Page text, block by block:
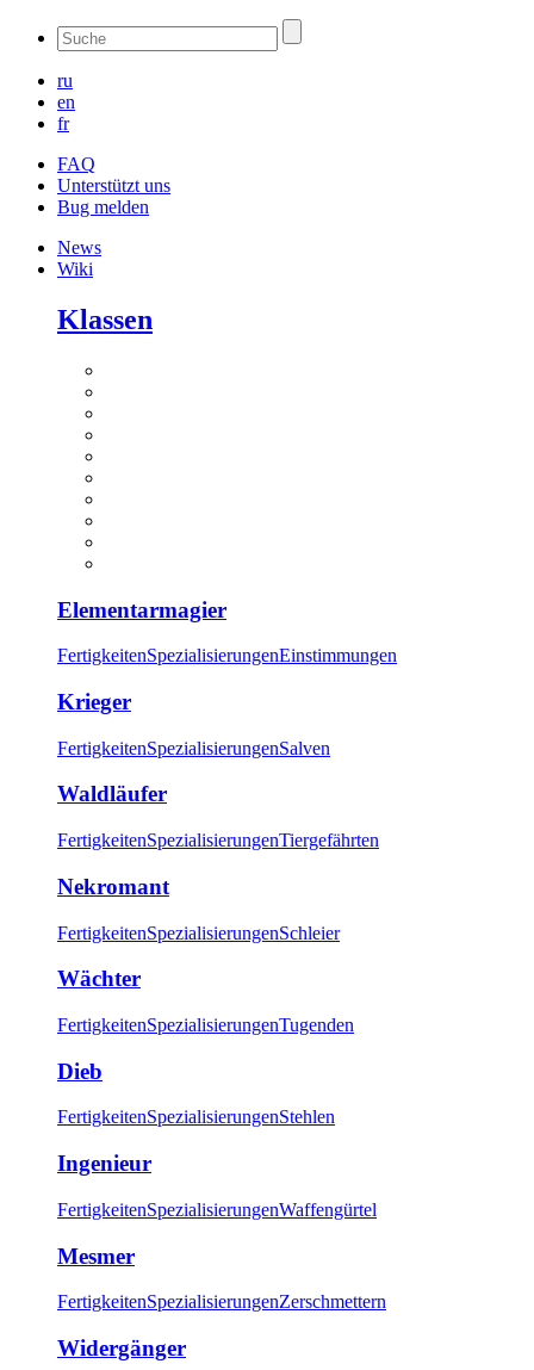
ru
en
fr
FAQ
Unterstützt uns
Bug melden
News
Wiki
Klassen
Elementarmagier
FertigkeitenSpezialisierungenEinstimmungen
Krieger
FertigkeitenSpezialisierungenSalven
Waldläufer
FertigkeitenSpezialisierungenTiergefährten
Nekromant
FertigkeitenSpezialisierungenSchleier
Wächter
FertigkeitenSpezialisierungenTugenden
Dieb
FertigkeitenSpezialisierungenStehlen
Ingenieur
FertigkeitenSpezialisierungenWaffengürtel
Mesmer
FertigkeitenSpezialisierungenZerschmettern
Widergänger